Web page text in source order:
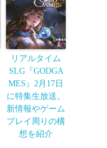
リアルタイム
SLG『GODGA
MES』2月17日
に特集生放送。
新情報やゲーム
プレイ周りの構
想を紹介